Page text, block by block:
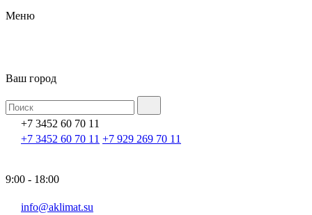
Меню
Ваш город
+7 3452 60 70 11
+7 3452 60 70 11 +7 929 269 70 11
9:00 - 18:00
info@aklimat.su